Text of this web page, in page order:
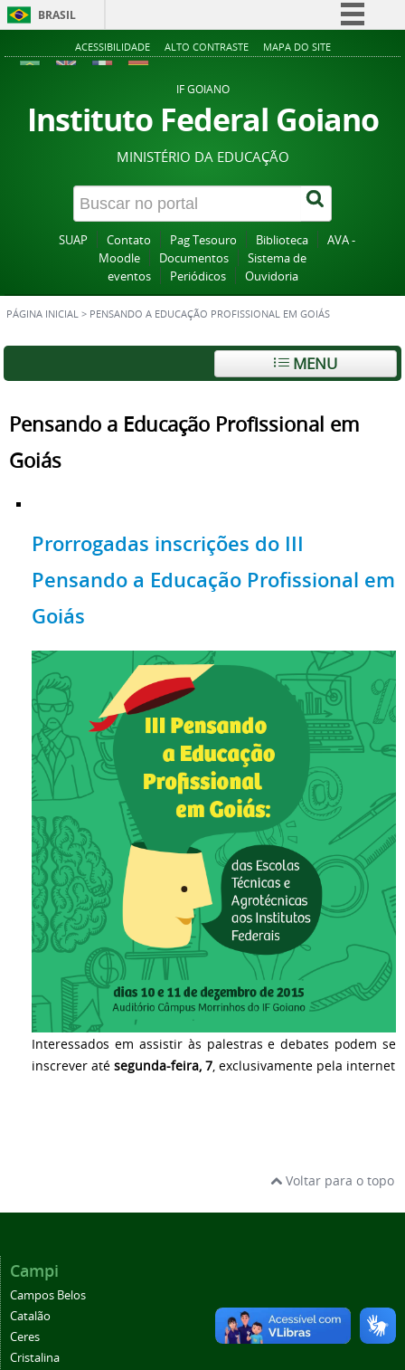
BRASIL
Simplifique!
Acesso à informação
Legislação
Canais
ACESSIBILIDADE ALTO CONTRASTE MAPA DO SITE
IF GOIANO
Instituto Federal Goiano
MINISTÉRIO DA EDUCAÇÃO
SUAP Contato Pag Tesouro Biblioteca
AVA -
Moodle
Documentos
Sistema de
eventos
Periódicos Ouvidoria
PÁGINA INICIAL > PENSANDO A EDUCAÇÃO PROFISSIONAL EM GOIÁS
MENU
Pensando a Educação Profissional em
Goiás
Prorrogadas inscrições do III
Pensando a Educação Profissional em
Goiás
Interessados em assistir às palestras e debates podem se
inscrever até segunda-feira, 7, exclusivamente pela internet
Voltar para o topo
Campi
Campos Belos
Catalão
Ceres
Cristalina